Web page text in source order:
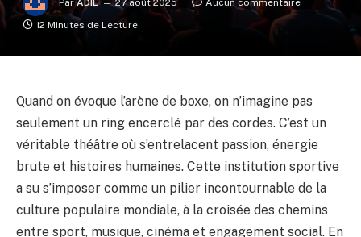
Par ADIL 27 août 2025
Aucun commentaire
12 Minutes de Lecture
Quand on évoque l’arène de boxe, on n’imagine pas
seulement un ring encerclé par des cordes. C’est un
véritable théâtre où s’entrelacent passion, énergie
brute et histoires humaines. Cette institution sportive
a su s’imposer comme un pilier incontournable de la
culture populaire mondiale, à la croisée des chemins
entre sport, musique, cinéma et engagement social. En